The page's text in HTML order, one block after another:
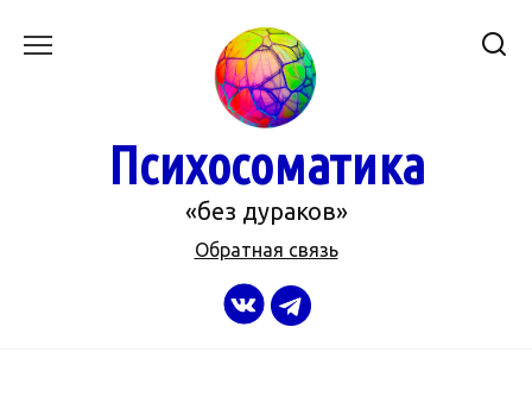
Психосоматика
«без дураков»
Обратная связь